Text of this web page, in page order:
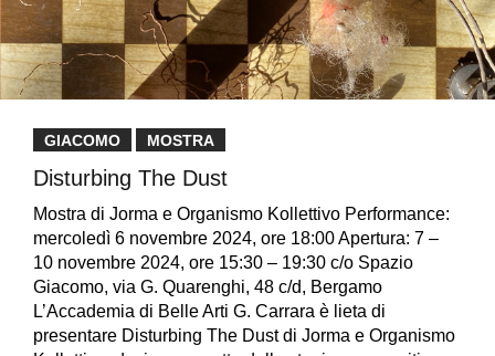
GIACOMO MOSTRA
Disturbing The Dust
Mostra di Jorma e Organismo Kollettivo Performance:
mercoledì 6 novembre 2024, ore 18:00 Apertura: 7 –
10 novembre 2024, ore 15:30 – 19:30 c/o Spazio
Giacomo, via G. Quarenghi, 48 c/d, Bergamo
L’Accademia di Belle Arti G. Carrara è lieta di
presentare Disturbing The Dust di Jorma e Organismo